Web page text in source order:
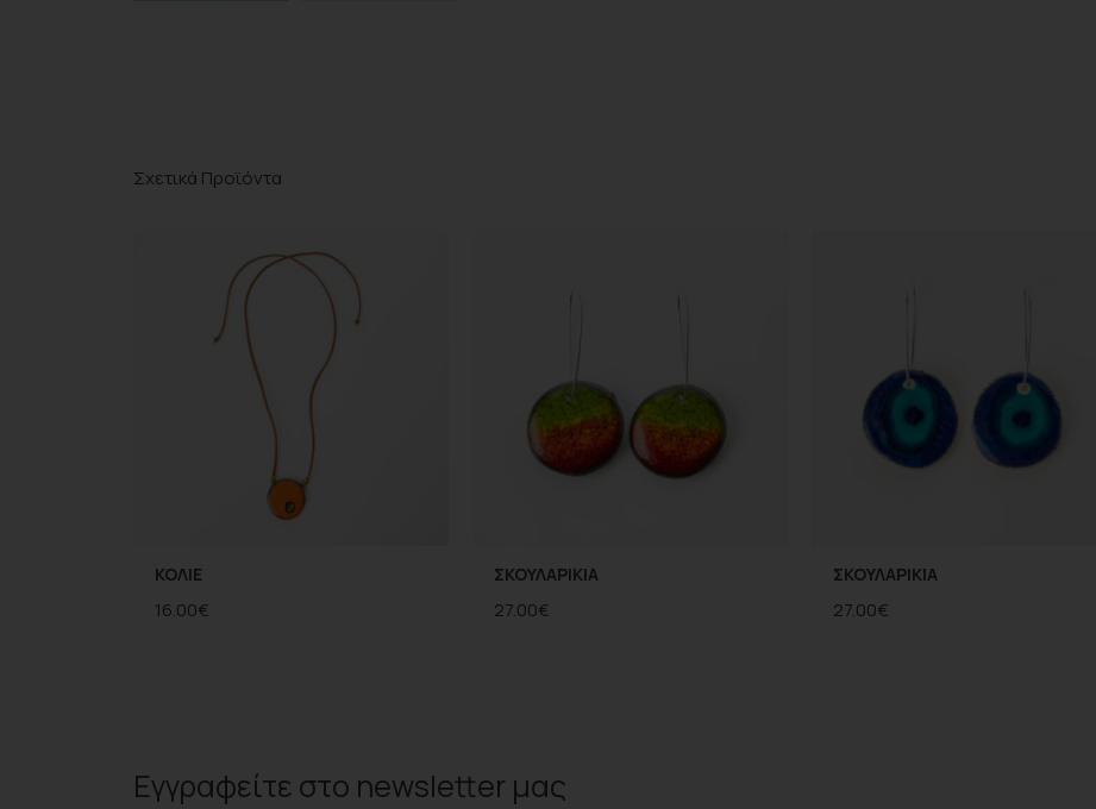
Σχετικά Προϊόντα
ΚΟΛΙΕ
16.00€
ΣΚΟΥΛΑΡΙΚΙΑ
27.00€
ΣΚΟΥΛΑΡΙΚΙΑ
27.00€
Εγγραφείτε στο newsletter μας